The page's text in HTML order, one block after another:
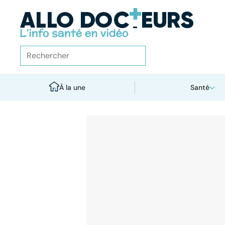
À la une Santé